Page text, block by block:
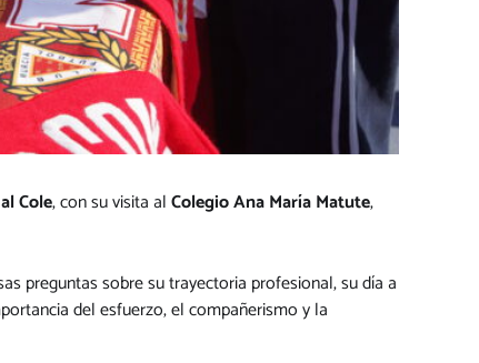
Cole, con su visita alColegio Ana María Matute,
preguntas sobre su trayectoria profesional, su día a
del esfuerzo, el compañerismo y la